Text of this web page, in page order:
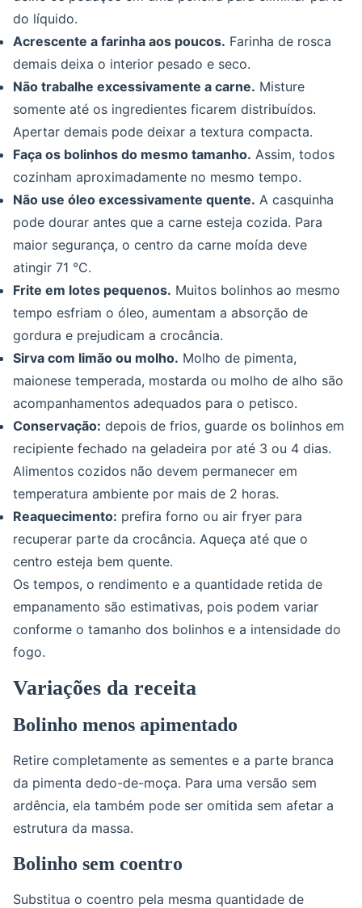
do líquido.
Acrescente a farinha aos poucos. Farinha de rosca
demais deixa o interior pesado e seco.
Não trabalhe excessivamente a carne. Misture
somente até os ingredientes ficarem distribuídos.
Apertar demais pode deixar a textura compacta.
Faça os bolinhos do mesmo tamanho. Assim, todos
cozinham aproximadamente no mesmo tempo.
Não use óleo excessivamente quente. A casquinha
pode dourar antes que a carne esteja cozida. Para
maior segurança, o centro da carne moída deve
atingir 71 °C.
Frite em lotes pequenos. Muitos bolinhos ao mesmo
tempo esfriam o óleo, aumentam a absorção de
gordura e prejudicam a crocância.
Sirva com limão ou molho. Molho de pimenta,
maionese temperada, mostarda ou molho de alho são
acompanhamentos adequados para o petisco.
Conservação: depois de frios, guarde os bolinhos em
recipiente fechado na geladeira por até 3 ou 4 dias.
Alimentos cozidos não devem permanecer em
temperatura ambiente por mais de 2 horas.
Reaquecimento: prefira forno ou air fryer para
recuperar parte da crocância. Aqueça até que o
centro esteja bem quente.
Os tempos, o rendimento e a quantidade retida de
empanamento são estimativas, pois podem variar
conforme o tamanho dos bolinhos e a intensidade do
fogo.
Variações da receita
Bolinho menos apimentado
Retire completamente as sementes e a parte branca
da pimenta dedo-de-moça. Para uma versão sem
ardência, ela também pode ser omitida sem afetar a
estrutura da massa.
Bolinho sem coentro
Substitua o coentro pela mesma quantidade de